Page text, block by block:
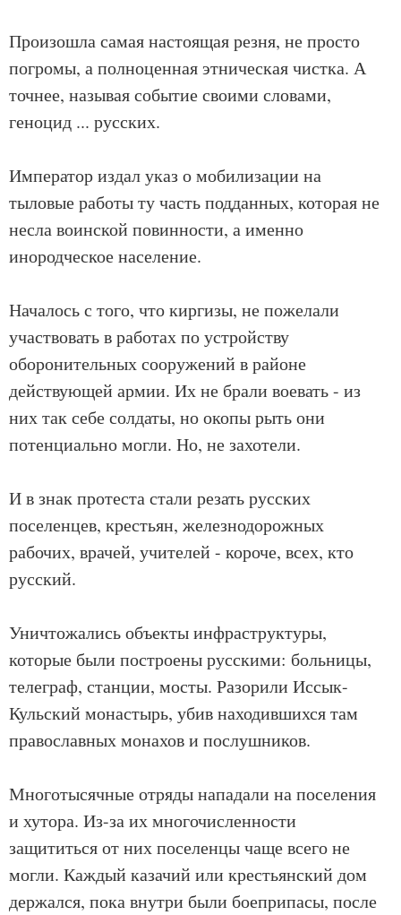
Произошла самая настоящая резня, не просто
погромы, а полноценная этническая чистка. А
точнее, называя событие своими словами,
геноцид ... русских.
Император издал указ о мобилизации на
тыловые работы ту часть подданных, которая не
несла воинской повинности, а именно
инородческое население.
Началось с того, что киргизы, не пожелали
участвовать в работах по устройству
оборонительных сооружений в районе
действующей армии. Их не брали воевать - из
них так себе солдаты, но окопы рыть они
потенциально могли. Но, не захотели.
И в знак протеста стали резать русских
поселенцев, крестьян, железнодорожных
рабочих, врачей, учителей - короче, всех, кто
русский.
Уничтожались объекты инфраструктуры,
которые были построены русскими: больницы,
телеграф, станции, мосты. Разорили Иссык-
Кульский монастырь, убив находившихся там
православных монахов и послушников.
Многотысячные отряды нападали на поселения
и хутора. Из-за их многочисленности
защититься от них поселенцы чаще всего не
могли. Каждый казачий или крестьянский дом
держался, пока внутри были боеприпасы, после